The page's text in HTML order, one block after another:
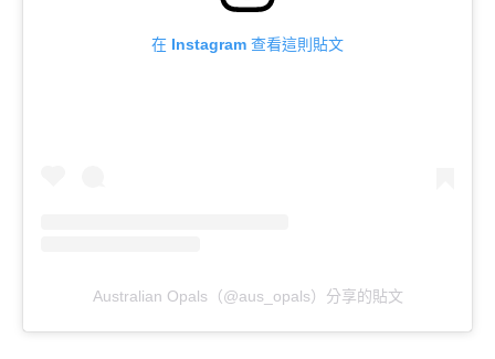
在 Instagram 查看這則貼文
Australian Opals（@aus_opals）分享的貼文